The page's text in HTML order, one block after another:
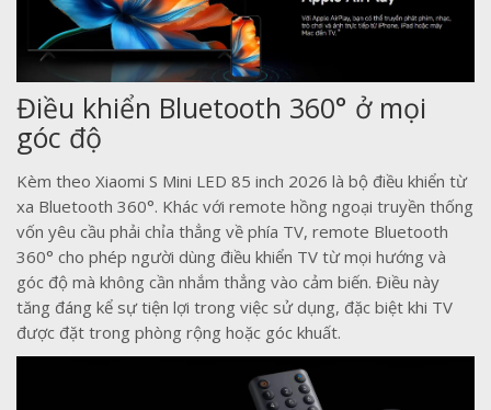
Điều khiển Bluetooth 360° ở mọi
góc độ
Kèm theo Xiaomi S Mini LED 85 inch 2026 là bộ điều khiển từ
xa Bluetooth 360°. Khác với remote hồng ngoại truyền thống
vốn yêu cầu phải chỉa thẳng về phía TV, remote Bluetooth
360° cho phép người dùng điều khiển TV từ mọi hướng và
góc độ mà không cần nhắm thẳng vào cảm biến. Điều này
tăng đáng kể sự tiện lợi trong việc sử dụng, đặc biệt khi TV
được đặt trong phòng rộng hoặc góc khuất.